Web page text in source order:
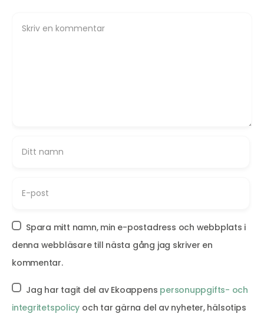
Spara mitt namn, min e-postadress och webbplats i
denna webbläsare till nästa gång jag skriver en
kommentar.
Jag har tagit del av Ekoappens personuppgifts- och
integritetspolicy och tar gärna del av nyheter, hälsotips